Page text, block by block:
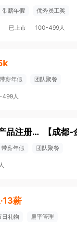
带薪年假 优秀员工奖
已上市 100-499人
带薪年假 团队聚餐
499人
器械注册专员/主管（眼科或医美产品注册经验） 【成都-
带薪年假 团队聚餐
薪
日礼物 扁平管理